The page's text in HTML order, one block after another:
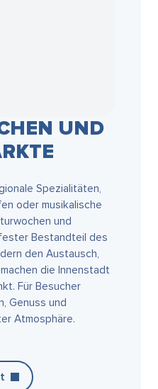
UND
Spezialitäten,
oder musikalische
und
Bestandteil des
den Austausch,
die Innenstadt
Für Besucher
Genuss und
Atmosphäre.